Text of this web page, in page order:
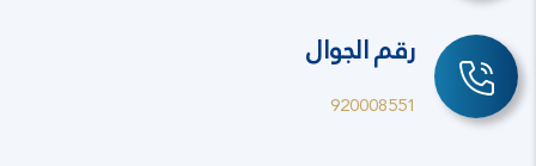
رقم الجوال
920008551